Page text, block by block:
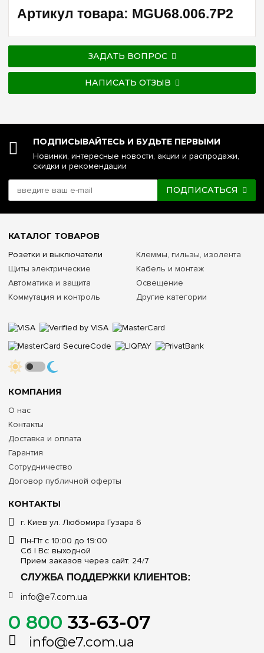
Артикул товара: MGU68.006.7P2
ЗАДАТЬ ВОПРОС
НАПИСАТЬ ОТЗЫВ
ПОДПИСЫВАЙТЕСЬ И БУДЬТЕ ПЕРВЫМИ
Новинки, интересные новости, акции и распродажи,
скидки и рекомендации
ПОДПИСАТЬСЯ
КОНТАКТЫ
г. Киев ул. Любомира Гузара 6
Пн-Пт с 10:00 до 19:00
Сб | Вс: выходной
Прием заказов через сайт: 24/7
СЛУЖБА ПОДДЕРЖКИ КЛИЕНТОВ:
info@e7.com.ua
0 800 33-63-07
info@e7.com.ua
КОМПАНИЯ
О нас
Контакты
Доставка и оплата
Гарантия
Сотрудничество
Договор публичной оферты
КАТАЛОГ ТОВАРОВ
Розетки и выключатели
Щиты электрические
Автоматика и защита
Коммутация и контроль
Клеммы, гильзы, изолента
Кабель и монтаж
Освещение
Другие категории